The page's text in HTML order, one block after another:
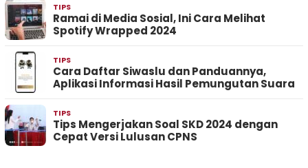
TIPS
Ramai di Media Sosial, Ini Cara Melihat
Spotify Wrapped 2024
TIPS
Cara Daftar Siwaslu dan Panduannya,
Aplikasi Informasi Hasil Pemungutan Suara
TIPS
Tips Mengerjakan Soal SKD 2024 dengan
Cepat Versi Lulusan CPNS